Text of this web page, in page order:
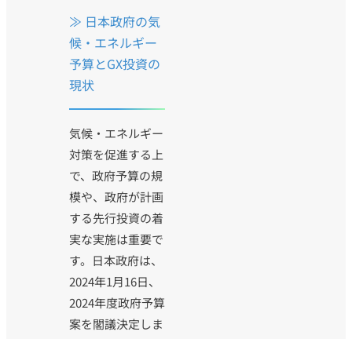
≫ 日本政府の気
候・エネルギー
予算とGX投資の
現状
気候・エネルギー
対策を促進する上
で、政府予算の規
模や、政府が計画
する先行投資の着
実な実施は重要で
す。日本政府は、
2024年1月16日、
2024年度政府予算
案を閣議決定しま